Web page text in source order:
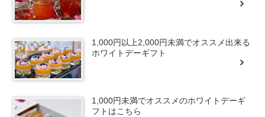
1,000円以上2,000円未満でオススメ出来る
ホワイトデーギフト
1,000円未満でオススメのホワイトデーギ
フトはこちら